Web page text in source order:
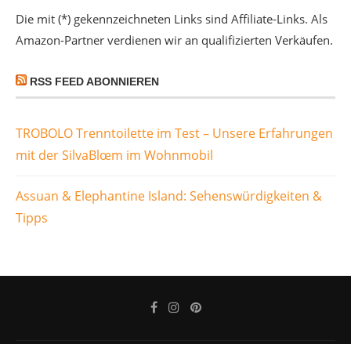
Die mit (*) gekennzeichneten Links sind Affiliate-Links. Als
Amazon-Partner verdienen wir an qualifizierten Verkäufen.
RSS FEED ABONNIEREN
TROBOLO Trenntoilette im Test – Unsere Erfahrungen
mit der SilvaBlœm im Wohnmobil
Assuan & Elephantine Island: Sehenswürdigkeiten &
Tipps